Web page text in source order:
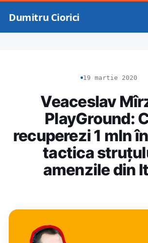
Dumitru Ciorici
19 martie 2020
Veaceslav
PlayGround:
recuperezi 1 mln
tactica
amenzile din